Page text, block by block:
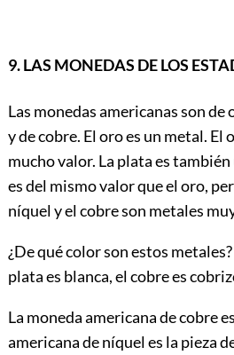
9. LAS MONEDAS DE LOS
Las monedas americanas son de
y de cobre. El oro es un metal. El
mucho valor. La plata es
es del mismo valor que el oro,
níquel y el cobre son metales
¿De qué color son estos
plata es blanca, el cobre es
La moneda americana de cobre
americana de níquel es la pieza